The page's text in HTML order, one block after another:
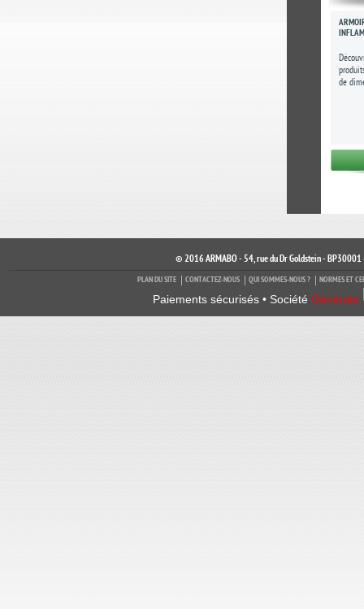
de
© 2016 ARMABO - 54, rue du Dr Goldstein -
PLAN DU SITE CONTACTEZ-NOUS QUI SOMMES-NOUS ? NORMES ET
Paiements sécurisés • SociétéGénérale